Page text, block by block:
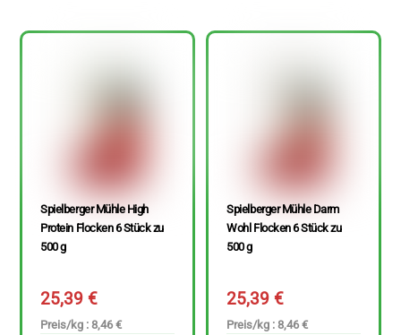
Spielberger Mühle High
Protein Flocken 6 Stück zu
500 g
25,39€
Preis/kg : 8,46 €
Spielberger Mühle Darm
Wohl Flocken 6 Stück zu
500 g
25,39€
Preis/kg : 8,46 €